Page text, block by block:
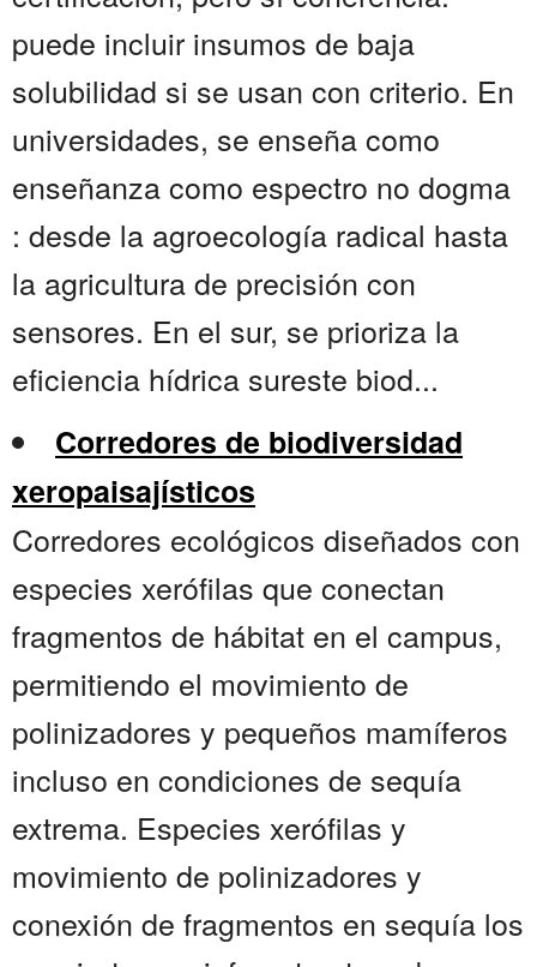
puede incluir insumos de baja
solubilidad si se usan con criterio. En
universidades, se enseña como
enseñanza como espectro no dogma
: desde la agroecología radical hasta
la agricultura de precisión con
sensores. En el sur, se prioriza la
eficiencia hídrica sureste biod...
Corredores de biodiversidad
xeropaisajísticos
Corredores ecológicos diseñados con
especies xerófilas que conectan
fragmentos de hábitat en el campus,
permitiendo el movimiento de
polinizadores y pequeños mamíferos
incluso en condiciones de sequía
extrema. Especies xerófilas y
movimiento de polinizadores y
conexión de fragmentos en sequía los